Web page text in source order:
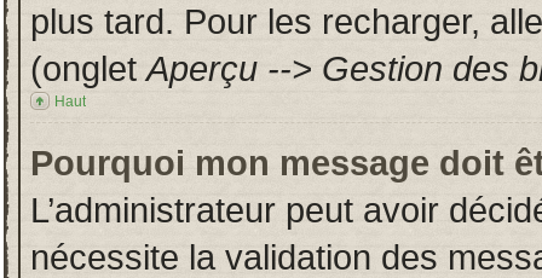
plus tard. Pour les recharger,
(ongletAperçu --> Gestion des
Haut
Pourquoi mon message doit
L’administrateur peut avoir
nécessite la validation des